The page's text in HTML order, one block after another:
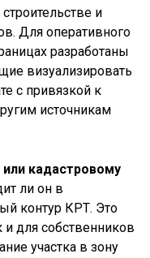
и
Для оперативного
разработаны
визуализировать
с привязкой к
источникам
или кадастровому
ли он в
контур КРТ. Это
для собственников
участка в зону